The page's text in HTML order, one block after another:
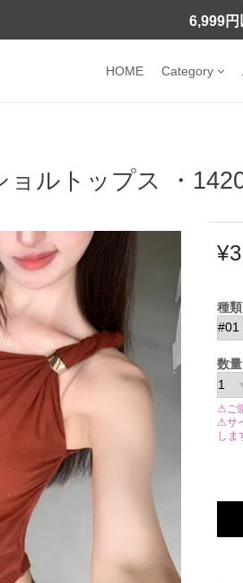
6,999円
HOME Category
ルトップス ・
種類
数量
⚠ご
⚠サ
しま